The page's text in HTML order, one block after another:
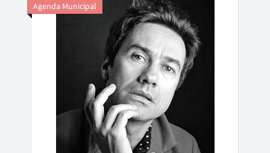
Agenda Municipal